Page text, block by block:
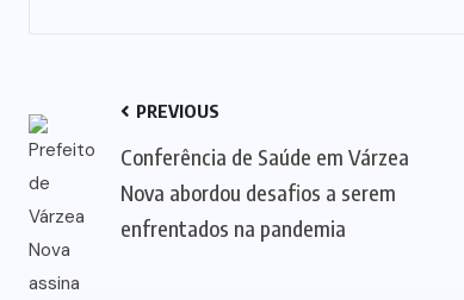
PREVIOUS
Conferência de Saúde em Várzea
Nova abordou desafios a serem
enfrentados na pandemia